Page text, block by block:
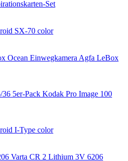
Set
SX-70 color
Einwegkamera Agfa LeBox
Kodak Pro Image 100
I-Type color
Varta CR 2 Lithium 3V 6206